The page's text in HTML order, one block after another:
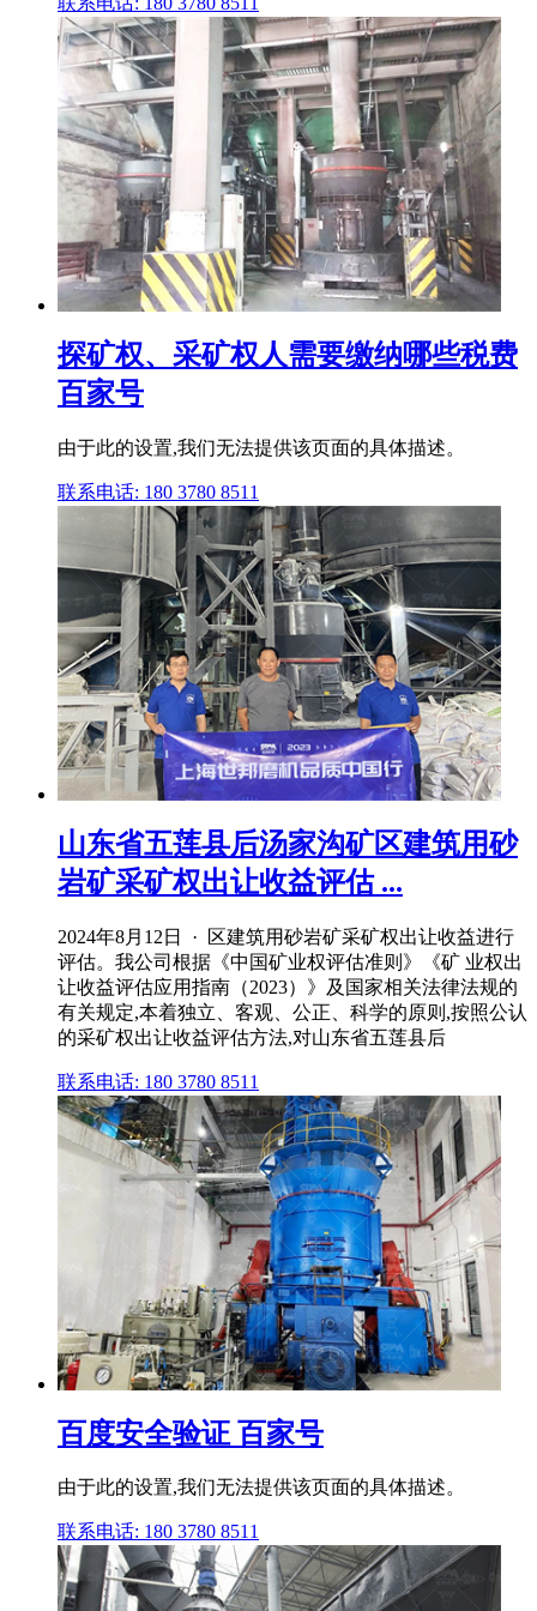
探矿权、采矿权人需要缴纳哪些税费
百家号
由于此的设置,我们无法提供该页面的具体描述。
联系电话: 180 3780 8511
山东省五莲县后汤家沟矿区建筑用砂
岩矿采矿权出让收益评估 ...
2024年8月12日 · 区建筑用砂岩矿采矿权出让收益进行
评估。我公司根据《中国矿业权评估准则》《矿 业权出
让收益评估应用指南（2023）》及国家相关法律法规的
有关规定,本着独立、客观、公正、科学的原则,按照公认
的采矿权出让收益评估方法,对山东省五莲县后
联系电话: 180 3780 8511
百度安全验证 百家号
由于此的设置,我们无法提供该页面的具体描述。
联系电话: 180 3780 8511